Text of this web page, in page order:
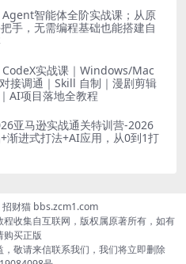
Agent智能体全阶实战课；从原
手，无需编程基础也能搭建自
接调通｜Skill 自制｜漫剧剪辑
AI项目落地全教程
亚马逊实战通关特训营-2026
渐进式打法+AI应用，从0到1打
财猫 bbs.zcm1.com
收集自互联网，版权属原著所有，如有
购买正版
敬请来信联系我们，我们将立即删除